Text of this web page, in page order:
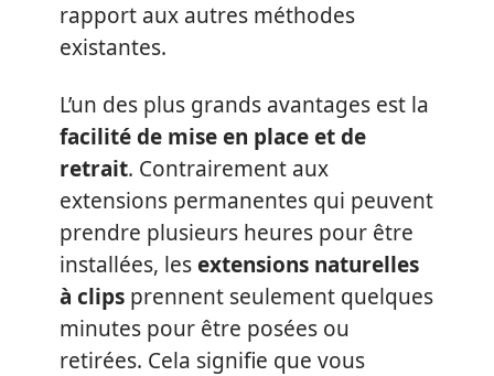
rapport aux autres méthodes
existantes.
L’un des plus grands avantages est la
facilité de mise en place et de
retrait. Contrairement aux
extensions permanentes qui peuvent
prendre plusieurs heures pour être
installées, lesextensions naturelles
à clips prennent seulement quelques
minutes pour être posées ou
retirées. Cela signifie que vous